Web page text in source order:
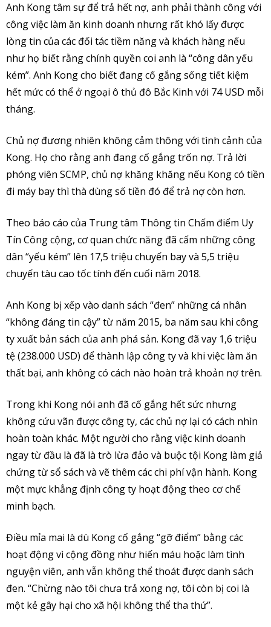
Anh Kong tâm sự để trả hết nợ, anh phải thành công với
công việc làm ăn kinh doanh nhưng rất khó lấy được
lòng tin của các đối tác tiềm năng và khách hàng nếu
như họ biết rằng chính quyền coi anh là “công dân yếu
kém”. Anh Kong cho biết đang cố gắng sống tiết kiệm
hết mức có thể ở ngoại ô thủ đô Bắc Kinh với 74 USD mỗi
tháng.
Chủ nợ đương nhiên không cảm thông với tình cảnh của
Kong. Họ cho rằng anh đang cố gắng trốn nợ. Trả lời
phóng viên SCMP, chủ nợ khăng khăng nếu Kong có tiền
đi máy bay thì thà dùng số tiền đó để trả nợ còn hơn.
Theo báo cáo của Trung tâm Thông tin Chấm điểm Uy
Tín Công cộng, cơ quan chức năng đã cấm những công
dân “yếu kém” lên 17,5 triệu chuyến bay và 5,5 triệu
chuyến tàu cao tốc tính đến cuối năm 2018.
Anh Kong bị xếp vào danh sách “đen” những cá nhân
“không đáng tin cậy” từ năm 2015, ba năm sau khi công
ty xuất bản sách của anh phá sản. Kong đã vay 1,6 triệu
tệ (238.000 USD) để thành lập công ty và khi việc làm ăn
thất bại, anh không có cách nào hoàn trả khoản nợ trên.
Trong khi Kong nói anh đã cố gắng hết sức nhưng
không cứu vãn được công ty, các chủ nợ lại có cách nhìn
hoàn toàn khác. Một người cho rằng việc kinh doanh
ngay từ đầu là đã là trò lừa đảo và buộc tội Kong làm giả
chứng từ sổ sách và vẽ thêm các chi phí vận hành. Kong
một mực khẳng định công ty hoạt động theo cơ chế
minh bạch.
Điều mỉa mai là dù Kong cố gắng “gỡ điểm” bằng các
hoạt động vì cộng đồng như hiến máu hoặc làm tình
nguyện viên, anh vẫn không thể thoát được danh sách
đen. “Chừng nào tôi chưa trả xong nợ, tôi còn bị coi là
một kẻ gây hại cho xã hội không thể tha thứ”.